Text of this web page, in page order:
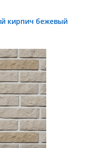
кирпич бежевый